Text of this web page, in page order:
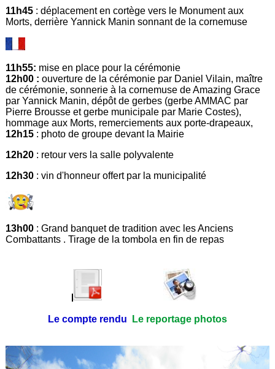
11h45 : déplacement en cortège vers le Monument aux
Morts, derrière Yannick Manin sonnant de la cornemuse
11h55: mise en place pour la cérémonie
12h00 : ouverture de la cérémonie par Daniel Vilain, maître
de cérémonie, sonnerie à la cornemuse de Amazing Grace
par Yannick Manin, dépôt de gerbes (gerbe AMMAC par
Pierre Brousse et gerbe municipale par Marie Costes),
hommage aux Morts, remerciements aux porte-drapeaux,
12h15 : photo de groupe devant la Mairie
12h20 : retour vers la salle polyvalente
12h30 : vin d'honneur offert par la municipalité
13h00 : Grand banquet de tradition avec les Anciens
Combattants . Tirage de la tombola en fin de repas
Le compte rendu Le reportage photos